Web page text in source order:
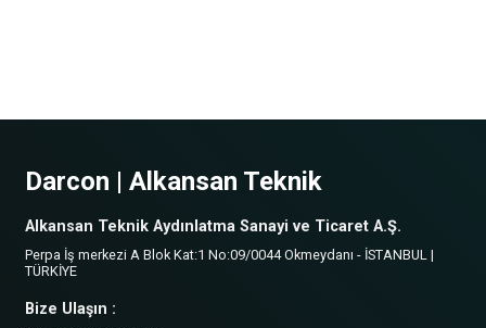
Darcon | Alkansan Teknik
Alkansan Teknik Aydınlatma Sanayi ve Ticaret A.Ş.
Perpa İş merkezi A Blok Kat:1 No:09/0044 Okmeydanı - İSTANBUL |
TÜRKİYE
Bize Ulaşın :